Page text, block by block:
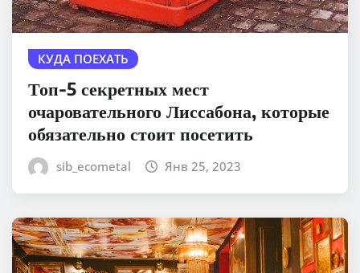
КУДА ПОЕХАТЬ
Топ-5 секретных мест
очаровательного Лиссабона, которые
обязательно стоит посетить
sib_ecometal Янв 25, 2023